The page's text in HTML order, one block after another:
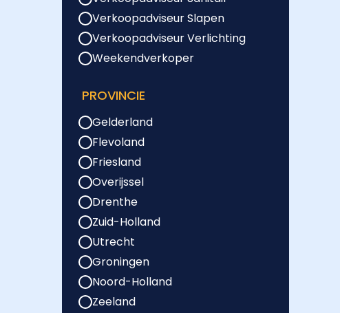
Verkoopadviseur Slapen
Verkoopadviseur Verlichting
Weekendverkoper
PROVINCIE
Gelderland
Flevoland
Friesland
Overijssel
Drenthe
Zuid-Holland
Utrecht
Groningen
Noord-Holland
Zeeland